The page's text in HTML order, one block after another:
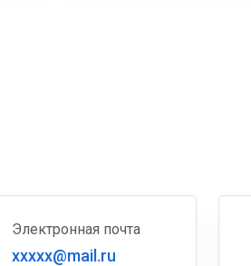
Электронная почта
xxxxx@mail.ru